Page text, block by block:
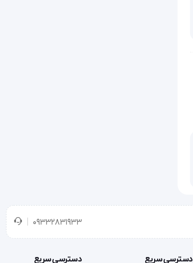
09332831933
دسترسی سریع دسترسی سریع